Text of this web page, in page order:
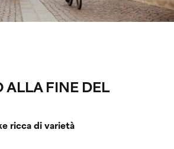
ALLA FINE DEL
ricca di varietà